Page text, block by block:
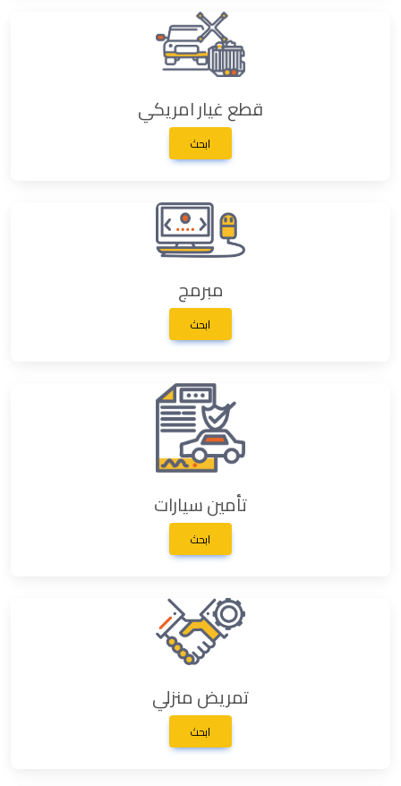
قطع غيار امريكي
ابحث
مبرمج
ابحث
تأمين سيارات
ابحث
تمريض منزلي
ابحث